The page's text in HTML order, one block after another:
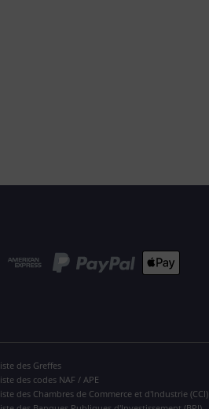
des Greffes
des codes NAF / APE
des Chambres de Commerce et d'Industrie (CCI)